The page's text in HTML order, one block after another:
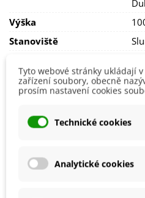
V zimě jej přesuneme
teplotou
Výška
Stanoviště
Doba Kvetení
Možnosti Pěstování
Výrobce
Tyto webové stránky ukládají
zařízení soubory, obecně
prosím nastavení cookies
Technické cookies
Analytické cookies